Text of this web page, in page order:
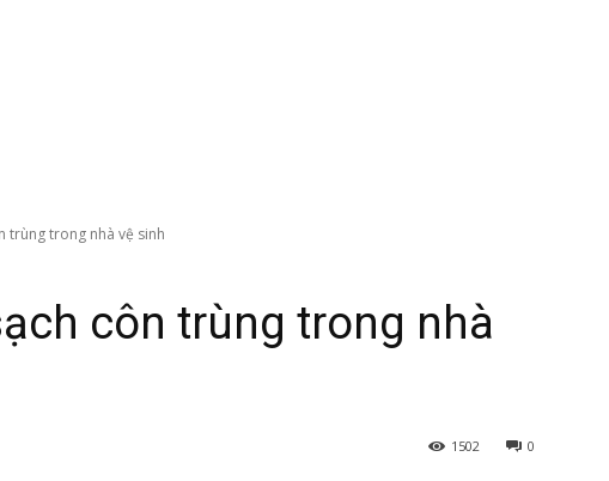
trùng trong nhà vệ sinh
côn trùng trong nhà
0
1502